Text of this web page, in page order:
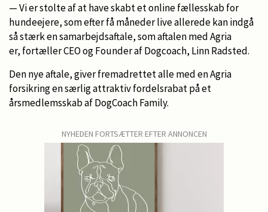
— Vi er stolte af at have skabt et online fællesskab for
hundeejere, som efter få måneder live allerede kan indgå
så stærk en samarbejdsaftale, som aftalen med Agria
er, fortæller CEO og Founder af Dogcoach, Linn Radsted.
Den nye aftale, giver fremadrettet alle med en Agria
forsikring en særlig attraktiv fordelsrabat på et
årsmedlemsskab af DogCoach Family.
NYHEDEN FORTSÆTTER EFTER ANNONCEN